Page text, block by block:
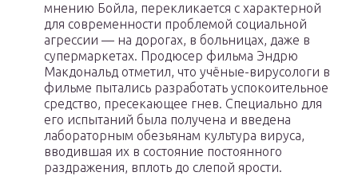
мнению Бойла, перекликается с характерной
для современности проблемой социальной
агрессии — на дорогах, в больницах, даже в
супермаркетах. Продюсер фильма Эндрю
Макдональд отметил, что учёные-вирусологи в
фильме пытались разработать успокоительное
средство, пресекающее гнев. Специально для
его испытаний была получена и введена
лабораторным обезьянам культура вируса,
вводившая их в состояние постоянного
раздражения, вплоть до слепой ярости.